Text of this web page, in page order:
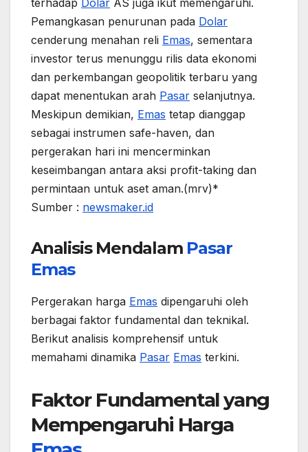
terhadap Dolar AS juga ikut memengaruhi.
Pemangkasan penurunan pada Dolar
cenderung menahan reli Emas, sementara
investor terus menunggu rilis data ekonomi
dan perkembangan geopolitik terbaru yang
dapat menentukan arah Pasar selanjutnya.
Meskipun demikian, Emas tetap dianggap
sebagai instrumen safe-haven, dan
pergerakan hari ini mencerminkan
keseimbangan antara aksi profit-taking dan
permintaan untuk aset aman.(mrv)*
Sumber : newsmaker.id
Analisis Mendalam Pasar
Emas
Pergerakan harga Emas dipengaruhi oleh
berbagai faktor fundamental dan teknikal.
Berikut analisis komprehensif untuk
memahami dinamika Pasar Emas terkini.
Faktor Fundamental yang
Mempengaruhi Harga